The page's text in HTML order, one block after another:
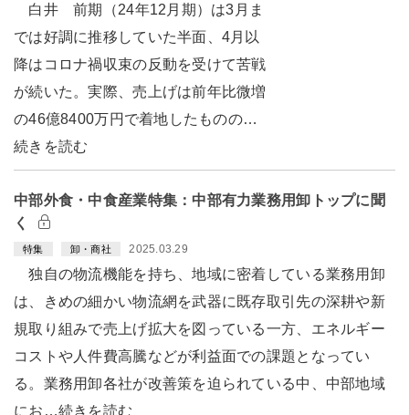
白井 前期（24年12月期）は3月ま
では好調に推移していた半面、4月以
降はコロナ禍収束の反動を受けて苦戦
が続いた。実際、売上げは前年比微増
の46億8400万円で着地したものの…
続きを読む
中部外食・中食産業特集：中部有力業務用卸トップに聞
く
特集 卸・商社 2025.03.29
独自の物流機能を持ち、地域に密着している業務用卸
は、きめの細かい物流網を武器に既存取引先の深耕や新
規取り組みで売上げ拡大を図っている一方、エネルギー
コストや人件費高騰などが利益面での課題となってい
る。業務用卸各社が改善策を迫られている中、中部地域
にお…続きを読む